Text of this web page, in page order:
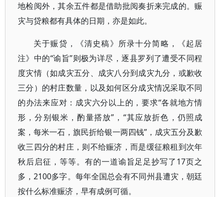
地检阅外，其余五件都是借助批阅奏折来完成的。赈
灾与贷粮都有具体的日期，亦是如此。
关于赈贷，《清史稿》所录十分简略，《起居
注》中的“谕旨”则极为详尽，逐县罗列了遭受不同程
度灾情（如成灾五分、成灾八分到成灾九分，或歉收
三分）的村庄数量，以及如何区分成灾情况采取不同
的办法来应对：成灾六分以上的，要求“各就地方情
形，分别银米，酌量搭放”，“其应放折色，仍照成
案，每米一石，旗民折给银一两四钱”，成灾五分及歉
收三四分的村庄，则不给赈济，而是缓征粮租到次年
秋后启征，等等。有的一道谕旨足足抄写了17页之
多，2100多字。每年全国总会有不同州县遭灾，朝廷
按什么标准赈济，早有成例可循。